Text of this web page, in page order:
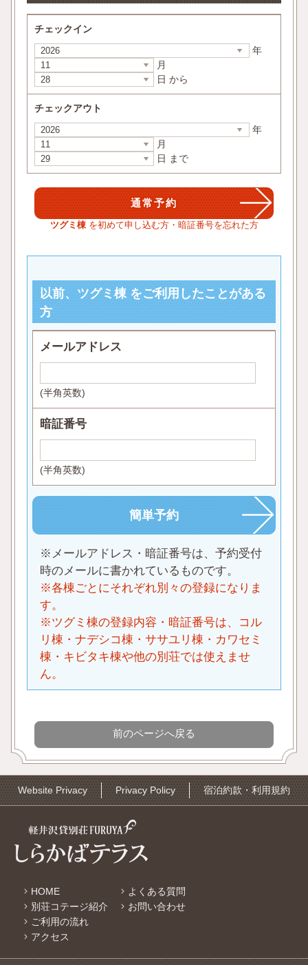
チェックイン
年
月
日 から
チェックアウト
年
月
日 まで
ツグミ棟 を初めて申し込む方・暗証番号を忘れた方
以前、ツグミ棟 をご利用したことがある
方
メールアドレス
(半角英数)
暗証番号
(半角英数)
※メールアドレス・暗証番号は、予約受付
時のメールに書かれているものです。
※各棟ごとにそれぞれ別々の登録になりま
す。
※ツグミ棟の登録内容・暗証番号は、コル
リ棟・ナデシコ棟・ササユリ棟・カワセミ
棟・キビタキ棟や他の別荘では使えませ
ん。
Website Privacy Privacy Policy 宿泊約款・利用規約
HOME
別荘コテージ紹介
ご利用の流れ
アクセス
よくある質問
お問い合わせ